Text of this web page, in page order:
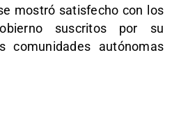
mostró satisfecho con los
suscritos por su
comunidades autónomas